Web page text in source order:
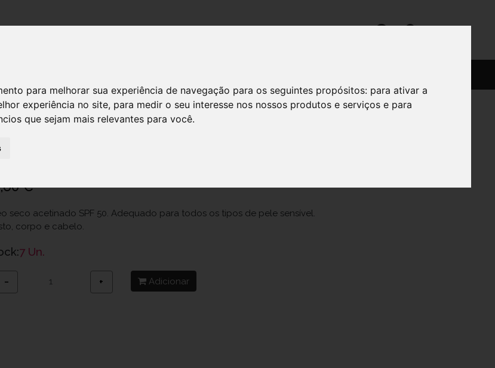
para melhorar sua experiência de navegação para os seguintes propósitos: para ativar a
experiência no site, para medir o seu interesse nos nossos produtos e serviços e para
que sejam mais relevantes para você.
sun secure oleo spf50 200ml
€
seco acetinado SPF 50. Adequado para todos os tipos de pele sensível.
corpo e cabelo.
7 Un.
− + Adicionar